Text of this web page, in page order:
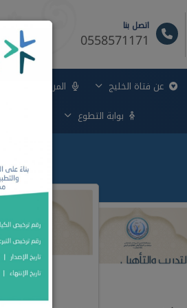
اتصل بنا
0558571171
عن فتاة الخليج المركز الإعلامي
بوابة التطوع